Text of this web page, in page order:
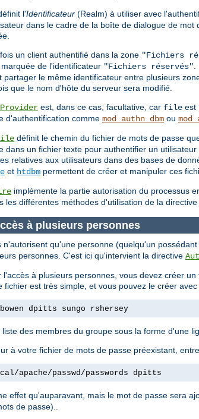
l'Identificateur (Realm) à utiliser avec
dans le cadre de la boîte de dialogue de
un client authentifié dans la zone "Fichiers
de l'identificateur "Fichiers réservés"
partager le même identificateur entre plusieurs
que le nom d'hôte du serveur sera modifié.
est, dans ce cas, facultative, car file est
d'authentification comme mod_authn_dbm ou
définit le chemin du fichier de mots de passe
dans un fichier texte pour authentifier un
relatives aux utilisateurs dans des bases de
et htdbm permettent de créer et manipuler ces
implémente la partie autorisation du processus
les différentes méthodes d'utilisation de la directive
à plusieurs personnes
n'autorisent qu'une personne (quelqu'un
personnes. C'est ici qu'intervient la directive
l'accès à plusieurs personnes, vous devez créer
fichier est très simple, et vous pouvez le créer
dpitts sungo rshersey
des membres du groupe sous la forme d'une
à votre fichier de mots de passe préexistant,
apache/passwd/passwords dpitts
effet qu'auparavant, mais le mot de passe sera
de passe)..